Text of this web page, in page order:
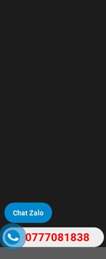
Chat Zalo
0777081838